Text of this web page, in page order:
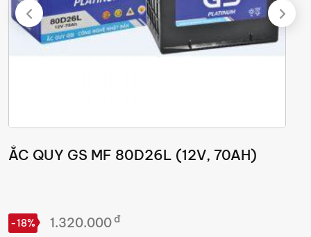
ẮC QUY GS MF 80D26L (12V, 70AH)
-18% 1.320.000 đ